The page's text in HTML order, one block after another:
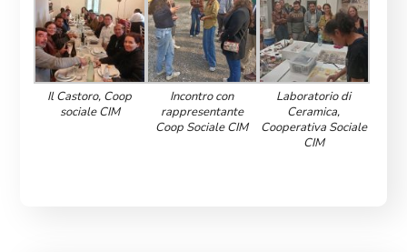
Il Castoro, Coop
sociale CIM
Incontro con
rappresentante
Coop Sociale CIM
Laboratorio di
Ceramica,
Cooperativa Sociale
CIM